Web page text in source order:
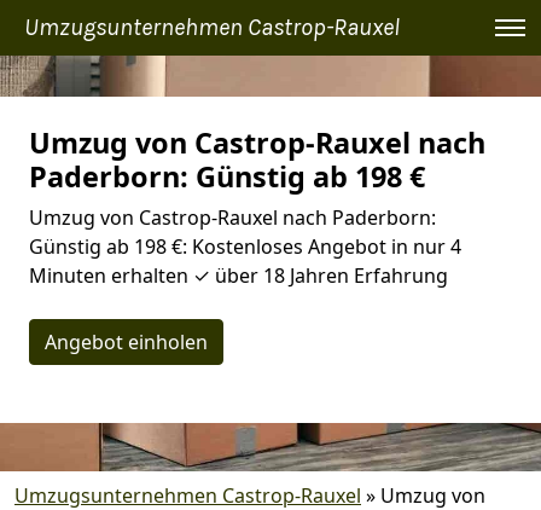
Umzugsunternehmen Castrop-Rauxel
Umzug von Castrop-Rauxel nach
Paderborn: Günstig ab 198 €
Umzug von Castrop-Rauxel nach Paderborn:
Günstig ab 198 €: Kostenloses Angebot in nur 4
Minuten erhalten ✓ über 18 Jahren Erfahrung
Angebot einholen
Umzugsunternehmen Castrop-Rauxel » Umzug von